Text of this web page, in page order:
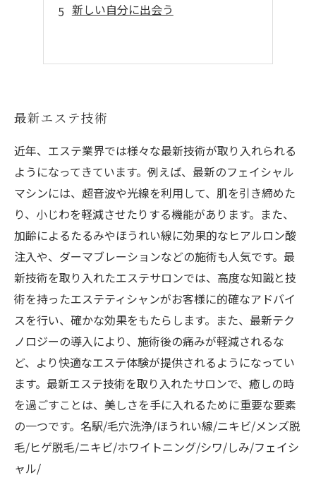
新しい自分に出会う
最新エステ技術
近年、エステ業界では様々な最新技術が取り入れられる
ようになってきています。例えば、最新のフェイシャル
マシンには、超音波や光線を利用して、肌を引き締めた
り、小じわを軽減させたりする機能があります。また、
加齢によるたるみやほうれい線に効果的なヒアルロン酸
注入や、ダーマブレーションなどの施術も人気です。最
新技術を取り入れたエステサロンでは、高度な知識と技
術を持ったエステティシャンがお客様に的確なアドバイ
スを行い、確かな効果をもたらします。また、最新テク
ノロジーの導入により、施術後の痛みが軽減されるな
ど、より快適なエステ体験が提供されるようになってい
ます。最新エステ技術を取り入れたサロンで、癒しの時
を過ごすことは、美しさを手に入れるために重要な要素
の一つです。名駅/毛穴洗浄/ほうれい線/ニキビ/メンズ脱
毛/ヒゲ脱毛/ニキビ/ホワイトニング/シワ/しみ/フェイシ
ャル/